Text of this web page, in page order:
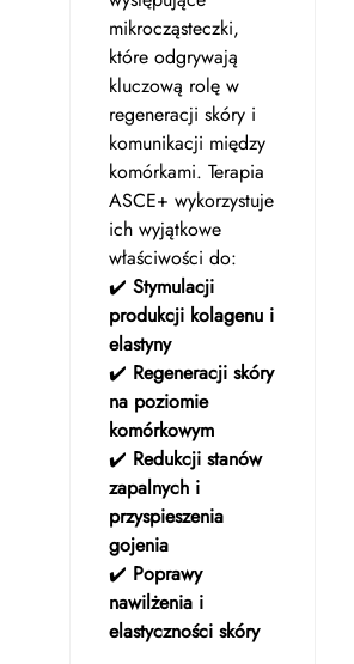
mikrocząsteczki,
które odgrywają
kluczową rolę w
regeneracji skóry i
komunikacji między
komórkami. Terapia
ASCE+ wykorzystuje
ich wyjątkowe
właściwości do:
✔️ Stymulacji
produkcji kolagenu i
elastyny
✔️ Regeneracji skóry
na poziomie
komórkowym
✔️ Redukcji stanów
zapalnych i
przyspieszenia
gojenia
✔️ Poprawy
nawilżenia i
elastyczności skóry